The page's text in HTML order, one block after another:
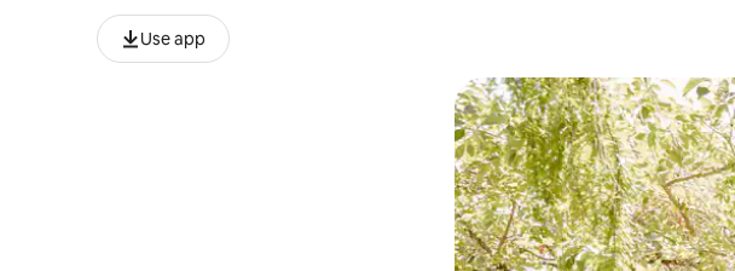
Use app